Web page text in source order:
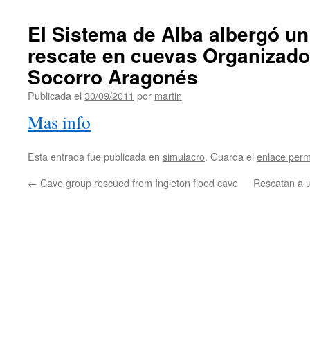
El Sistema de Alba albergó
rescate en cuevas
Socorro Aragonés
Publicada el 30/09/2011 por martin
Mas info
Esta entrada fue publicada en simulacro. Guarda el enlace
← Cave group rescued from Ingleton flood cave Rescatan a